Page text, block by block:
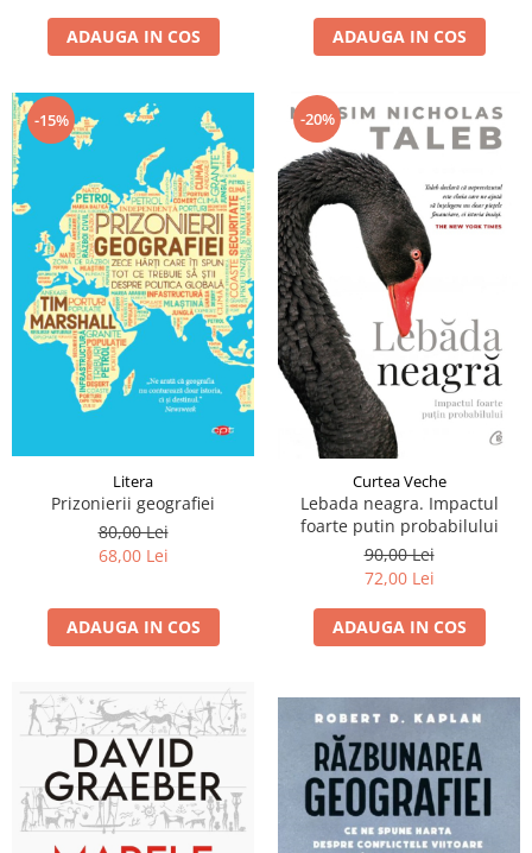
ADAUGA IN COS ADAUGA IN COS
-15%
Litera
Prizonierii geografiei
80,00 Lei
68,00 Lei
ADAUGA IN COS
-20%
Curtea Veche
Lebada neagra. Impactul
foarte putin probabilului
90,00 Lei
72,00 Lei
ADAUGA IN COS